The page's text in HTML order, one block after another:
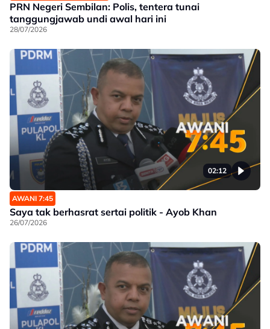
PRN Negeri Sembilan: Polis, tentera tunai
tanggungjawab undi awal hari ini
28/07/2026
02:12
AWANI 7:45
Saya tak berhasrat sertai politik - Ayob Khan
26/07/2026